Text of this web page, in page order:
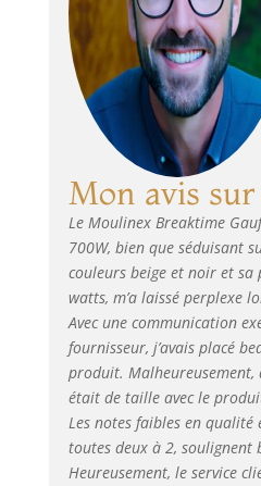
Mon avis
Le Moulinex Breaktime
700W, bien que séduisant
couleurs beige et noir et sa
watts, m’a laissé perplexe
Avec une communication
fournisseur, j’avais placé
produit. Malheureusement,
était de taille avec le
Les notes faibles en
toutes deux à 2, soulignent
Heureusement, le service